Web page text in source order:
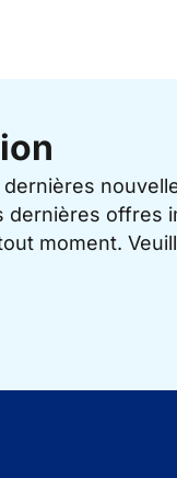
dernières offres
moment.